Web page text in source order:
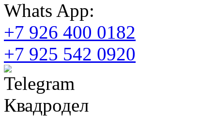
Whats App:
+7 926 400 0182
+7 925 542 0920